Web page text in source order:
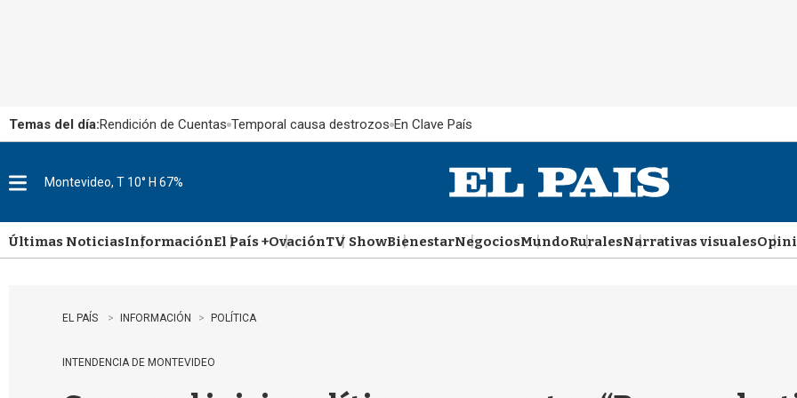
Temas del día:Rendición de Cuentas Temporal causa destrozos En Clave País
u
Montevideo, T 10° H 67%
Últimas NoticiasInformaciónEl País +OvaciónTV ShowBienestarNegociosMundoRuralesNarrativas visuales
EL PAÍS INFORMACIÓN POLÍTICA
INTENDENCIA DE MONTEVIDEO